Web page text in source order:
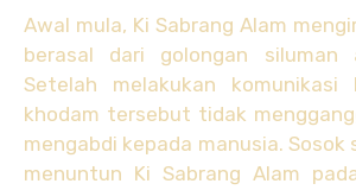
Awal mula, Ki Sabrang Alam
berasal dari golongan
Setelah melakukan
khodam tersebut tidak
mengabdi kepada manusia. Sosok
menuntun Ki Sabrang Alam